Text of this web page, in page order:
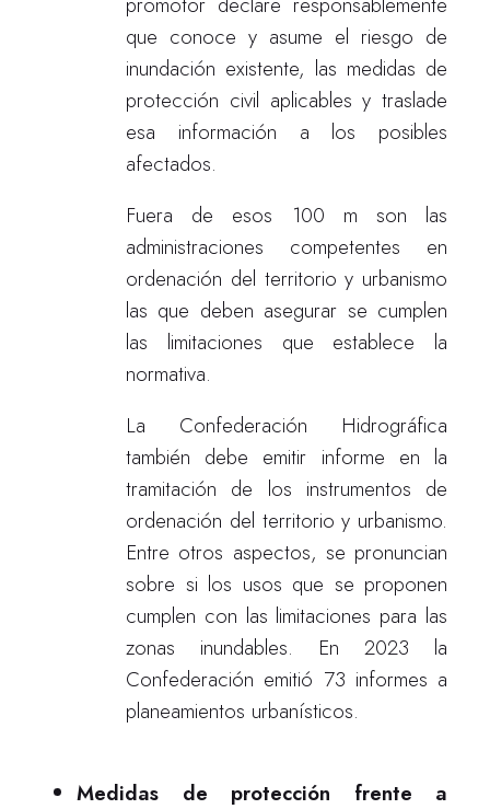
que conoce y asume el riesgo de
inundación existente, las medidas de
protección civil aplicables y traslade
esa información a los posibles
afectados.
Fuera de esos 100 m son las
administraciones competentes en
ordenación del territorio y urbanismo
las que deben asegurar se cumplen
las limitaciones que establece la
normativa.
La Confederación Hidrográfica
también debe emitir informe en la
tramitación de los instrumentos de
ordenación del territorio y urbanismo.
Entre otros aspectos, se pronuncian
sobre si los usos que se proponen
cumplen con las limitaciones para las
zonas inundables. En 2023 la
Confederación emitió 73 informes a
planeamientos urbanísticos.
Medidas de protección frente a